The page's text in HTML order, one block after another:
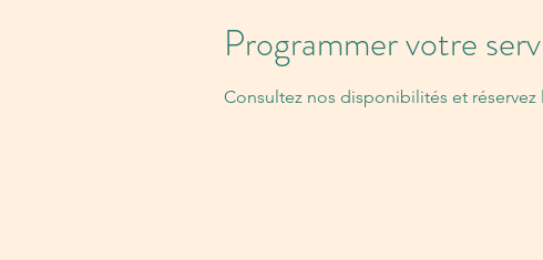
Programmer votre
Consultez nos disponibilités et